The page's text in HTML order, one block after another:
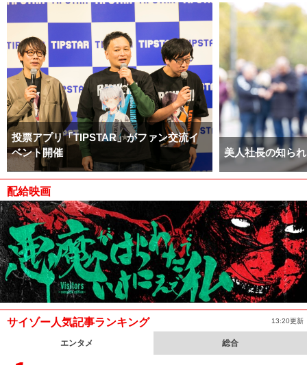
投票アプリ「TIPSTAR」がファン交流イ
ベント開催
美人社長の知ら
配給映画
サイゾー人気記事ランキング 13:20更新
エンタメ 総合